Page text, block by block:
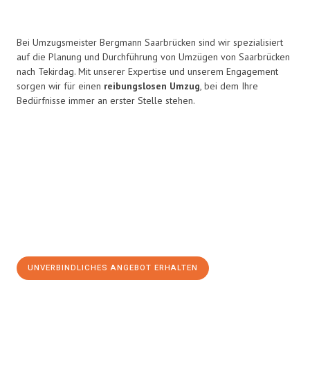
Bei Umzugsmeister Bergmann Saarbrücken sind wir spezialisiert
auf die Planung und Durchführung von Umzügen von Saarbrücken
nach Tekirdag. Mit unserer Expertise und unserem Engagement
sorgen wir für einen reibungslosen Umzug, bei dem Ihre
Bedürfnisse immer an erster Stelle stehen.
UNVERBINDLICHES ANGEBOT ERHALTEN